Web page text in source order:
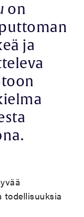
on
ja
todellisuuksia